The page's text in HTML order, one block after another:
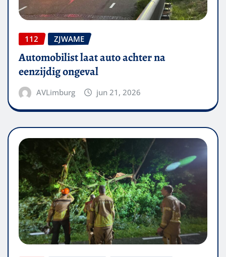
112 ZJWAME
Automobilist laat auto achter na
eenzijdig ongeval
AVLimburg jun 21, 2026